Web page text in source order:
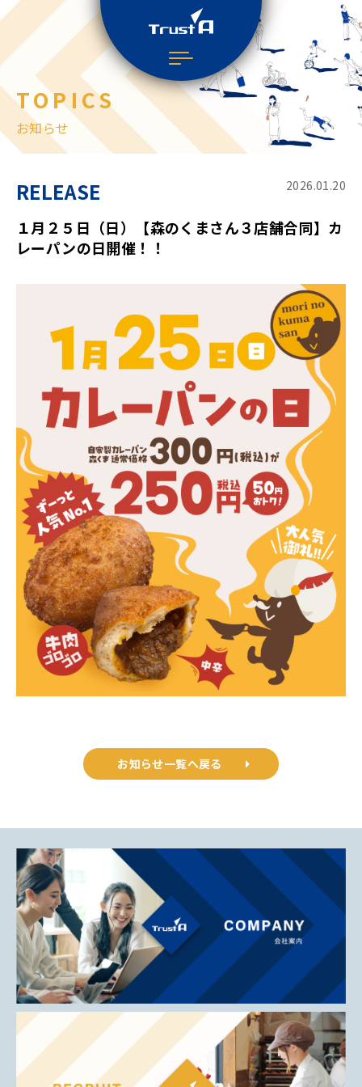
TOPICS
お知らせ
RELEASE 2026.01.20
１月２５日（日）【森のくまさん３店舗合同】カ
レーパンの日開催！！
お知らせ一覧へ戻る